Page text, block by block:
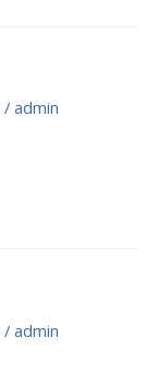
/admin
/admin